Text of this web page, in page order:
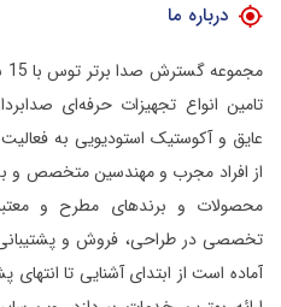
درباره ما
تامین انواع تجهیزات حرفه‌ای
عایق و آکوستیک استودیویی به
محصولات و برندهای مطرح و معتبر
تخصصی در طراحی، فروش و
آماده است از ابتدای آشنایی تا انتهای